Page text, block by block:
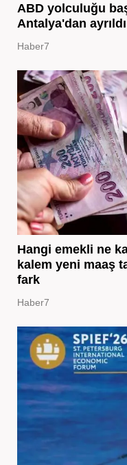
ABD yolculuğu
Antalya'dan ayrıldı
Haber7
Hangi emekli ne
kalem yeni maaş
fark
Haber7